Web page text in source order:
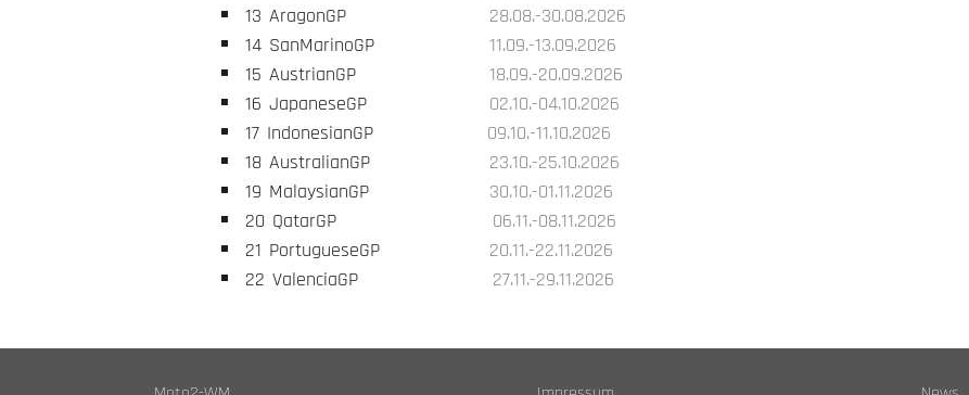
13 AragonGP
28.08.-30.08.2026
14 SanMarinoGP
11.09.-13.09.2026
15 AustrianGP
18.09.-20.09.2026
16 JapaneseGP
02.10.-04.10.2026
17 IndonesianGP
09.10.-11.10.2026
18 AustralianGP
23.10.-25.10.2026
19 MalaysianGP
30.10.-01.11.2026
20 QatarGP
06.11.-08.11.2026
21 PortugueseGP
20.11.-22.11.2026
22 ValenciaGP 27.11.-29.11.2026